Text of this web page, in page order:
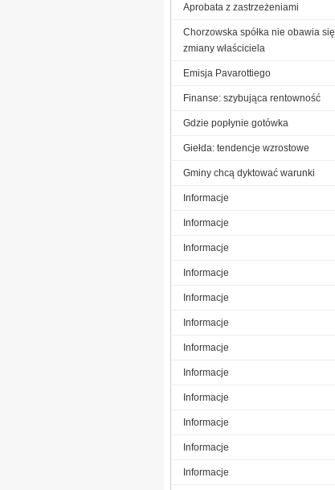
Aprobata z zastrzeżeniami
Chorzowska spółka nie obawia się
zmiany właściciela
Emisja Pavarottiego
Finanse: szybująca rentowność
Gdzie popłynie gotówka
Giełda: tendencje wzrostowe
Gminy chcą dyktować warunki
Informacje
Informacje
Informacje
Informacje
Informacje
Informacje
Informacje
Informacje
Informacje
Informacje
Informacje
Informacje